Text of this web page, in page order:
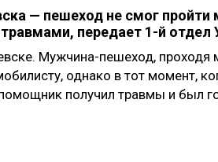
— пешеход не смог
передает 1-й
Мужчина-пешеход,
однако в тот момент,
получил травмы и был